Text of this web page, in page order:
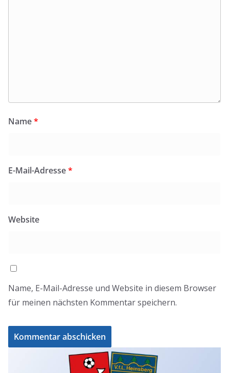
Name*
E-Mail-Adresse*
Website
Name, E-Mail-Adresse und Website in diesem Browser
für meinen nächsten Kommentar speichern.